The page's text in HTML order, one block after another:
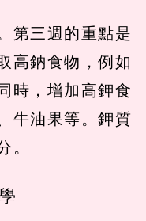
第三週的重點是
高鈉食物，例如
時，增加高鉀食
牛油果等。鉀質